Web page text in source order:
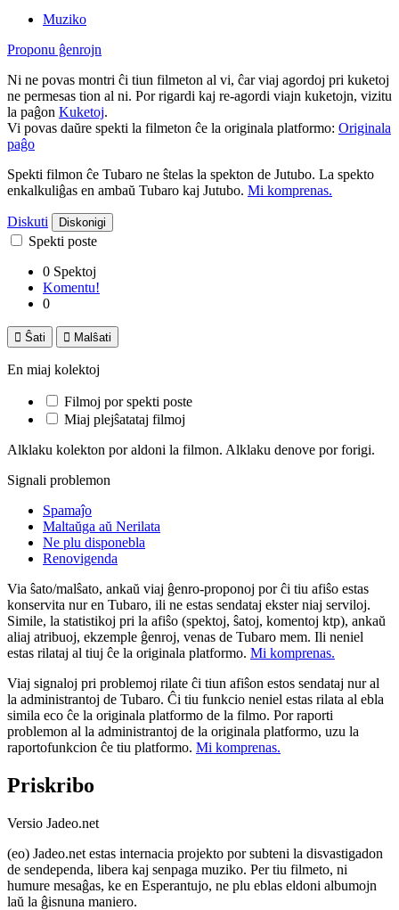
Muziko
Proponu ĝenrojn
Ni ne povas montri ĉi tiun filmeton al vi, ĉar viaj agordoj pri kuketoj
ne permesas tion al ni. Por rigardi kaj re-agordi viajn kuketojn, vizitu
la paĝon Kuketoj.
Vi povas daŭre spekti la filmeton ĉe la originala platformo: Originala
paĝo
Spekti filmon ĉe Tubaro ne ŝtelas la spekton de Jutubo. La spekto
enkalkuliĝas en ambaŭ Tubaro kaj Jutubo. Mi komprenas.
Diskuti Diskonigi
Spekti poste
0 Spektoj
Komentu!
0
 Ŝati  Malŝati
En miaj kolektoj
Filmoj por spekti poste
Miaj plejŝatataj filmoj
Alklaku kolekton por aldoni la filmon. Alklaku denove por forigi.
Signali problemon
Spamaĵo
Maltaŭga aŭ Nerilata
Ne plu disponebla
Renovigenda
Via ŝato/malŝato, ankaŭ viaj ĝenro-proponoj por ĉi tiu afiŝo estas
konservita nur en Tubaro, ili ne estas sendataj ekster niaj serviloj.
Simile, la statistikoj pri la afiŝo (spektoj, ŝatoj, komentoj ktp), ankaŭ
aliaj atribuoj, ekzemple ĝenroj, venas de Tubaro mem. Ili neniel
estas rilataj al tiuj ĉe la originala platformo. Mi komprenas.
Viaj signaloj pri problemoj rilate ĉi tiun afiŝon estos sendataj nur al
la administrantoj de Tubaro. Ĉi tiu funkcio neniel estas rilata al ebla
simila eco ĉe la originala platformo de la filmo. Por raporti
problemon al la administrantoj de la originala platformo, uzu la
raportofunkcion ĉe tiu platformo. Mi komprenas.
Priskribo
Versio Jadeo.net
(eo) Jadeo.net estas internacia projekto por subteni la disvastigadon
de sendependa, libera kaj senpaga muziko. Per tiu filmeto, ni
humure mesaĝas, ke en Esperantujo, ne plu eblas eldoni albumojn
laŭ la ĝisnuna maniero.